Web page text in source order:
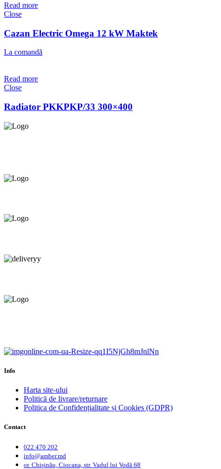
Read more
Close
Cazan Electric Omega 12 kW Maktek
La comandă
Read more
Close
Radiator PKKPKP/33 300×400
Info
Harta site-ului
Politică de livrare/returnare
Politica de Confidențialitate și Cookies (GDPR)
Contact
022 470 202
info@amber.md
or. Chișinău, Ciocana, str. Vadul lui Vodă 68